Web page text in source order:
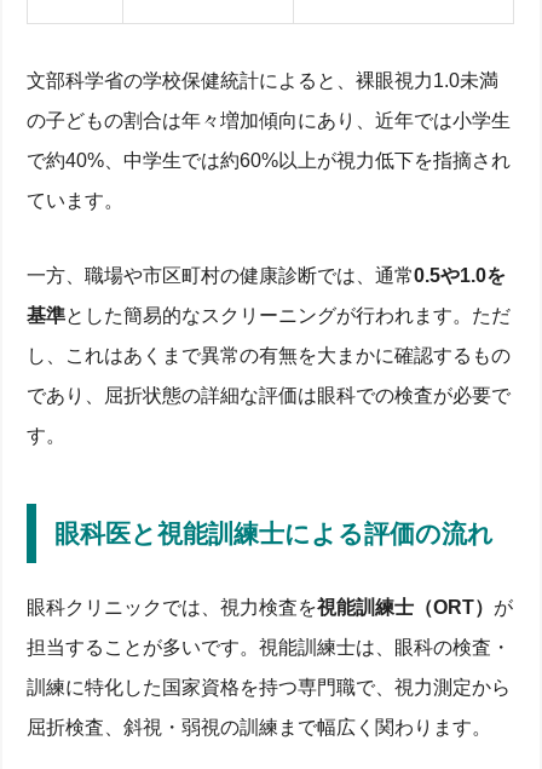
文部科学省の学校保健統計によると、裸眼視力1.0未満
の子どもの割合は年々増加傾向にあり、近年では小学生
で約40%、中学生では約60%以上が視力低下を指摘され
ています。
一方、職場や市区町村の健康診断では、通常0.5や1.0を
基準とした簡易的なスクリーニングが行われます。ただ
し、これはあくまで異常の有無を大まかに確認するもの
であり、屈折状態の詳細な評価は眼科での検査が必要で
す。
眼科医と視能訓練士による評価の流れ
眼科クリニックでは、視力検査を視能訓練士（ORT） が
担当することが多いです。視能訓練士は、眼科の検査・
訓練に特化した国家資格を持つ専門職で、視力測定から
屈折検査、斜視・弱視の訓練まで幅広く関わります。